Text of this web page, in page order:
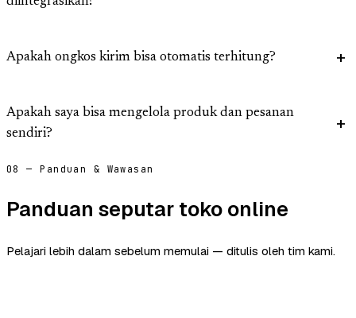
Apakah ongkos kirim bisa otomatis terhitung?
Apakah saya bisa mengelola produk dan pesanan
sendiri?
08 — Panduan & Wawasan
Panduan seputar toko online
Pelajari lebih dalam sebelum memulai — ditulis oleh tim kami.